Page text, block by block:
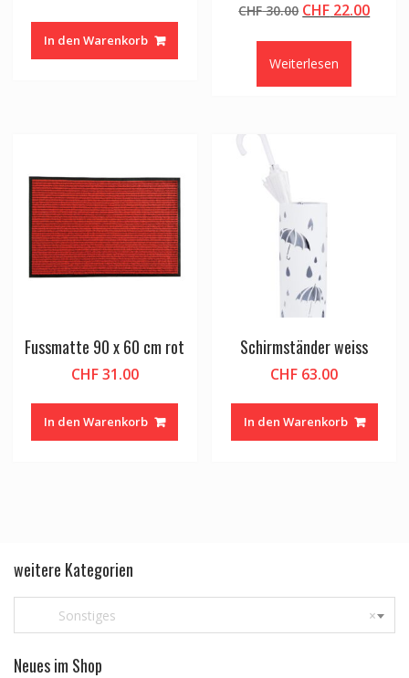
In den Warenkorb
CHF30.00 Ursprünglicher
CHF 30.00
CHF 22.00
Weiterlesen
Fussmatte 90 x 60 cm rot
CHF31.00
In den Warenkorb
Schirmständer weiss
CHF 63.00
In den Warenkorb
weitere Kategorien
×
Sonstiges
Neues im Shop